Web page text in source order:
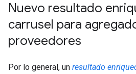
Nuevo resultado
carrusel para
proveedores
Por lo general, un resultado